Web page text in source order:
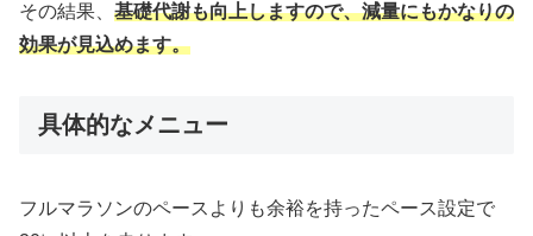
その結果、 基礎代謝も向上しますので、減量にもかなりの
効果が見込めます。
具体的なメニュー
フルマラソンのペースよりも余裕を持ったペース設定で